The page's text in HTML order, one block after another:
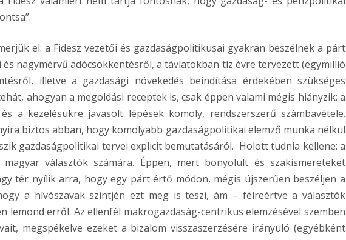
el: a Fidesz vezetői és gazdaságpolitikusai gyakran beszélnek a párt
nagymérvű adócsökkentésről, a távlatokban tíz évre tervezett (egymillió
illetve a gazdasági növekedés beindítása érdekében szükséges
ahogyan a megoldási receptek is, csak éppen valami mégis hiányzik: a
a kezelésükre javasolt lépések komoly, rendszerszerű számbavétele.
biztos abban, hogy komolyabb gazdaságpolitikai elemző munka nélkül
gazdaságpolitikai tervei explicit bemutatásáról. Holott tudnia kellene: a
választók számára. Éppen, mert bonyolult és szakismereteket
tér nyílik arra, hogy egy párt értő módon, mégis újszerűen beszéljen a
a hívószavak szintjén ezt meg is teszi, ám – félreértve a választók
lemond erről. Az ellenfél makrogazdaság-centrikus elemzésével szemben
megspékelve ezeket a bizalom visszaszerzésére irányuló (egyébként